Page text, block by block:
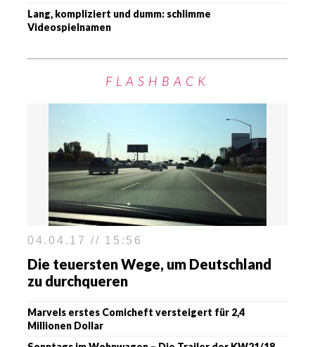
Lang, kompliziert und dumm: schlimme
Videospielnamen
FLASHBACK
04.04.17 // 15:56
Die teuersten Wege, um Deutschland
zu durchqueren
Marvels erstes Comicheft versteigert für 2,4
Millionen Dollar